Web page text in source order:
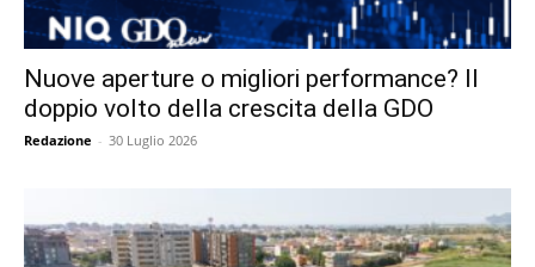
Nuove aperture o migliori performance? Il
doppio volto della crescita della GDO
Redazione - 30 Luglio 2026